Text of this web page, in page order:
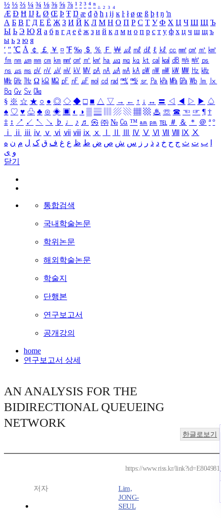
½ ⅓ ⅔ ¼ ¾ ⅛ ⅜ ⅝ ⅞ ¹ ² ³ ⁴ ⁿ ₁ ₂ ₃ ₄
Æ Ð Ħ Ĳ Ł Ø Œ Þ Ŧ Ŋ æ đ ð ħ ı ĳ ĸ ŀ ł ø œ ß þ ŧ ŋ ŉ
А Б В Г Д Е Ё Ж З И Й К Л М Н О П Р С Т У Ф Х Ц Ч Ш Щ Ъ
Ы Ь Э Ю Я а б в г д е ё ж з и й к л м н о п р с т у ф х ц ч ш щ ъ
ы ь э ю я
′ ″ ℃ Å ￠ ￡ ￥ ¤ ℉ ‰ ＄ ％ Ｆ ￦ ㎕ ㎖ ㎗ ℓ ㎘ ㏄ ㎣ ㎤ ㎥ ㎦
㎙ ㎚ ㎛ ㎜ ㎝ ㎞ ㎟ ㎠ ㎡ ㎢ ㏊ ㎍ ㎎ ㎏ ㏏ ㎈ ㎉ ㏈ ㎧ ㎨ ㎰
㎱ ㎲ ㎳ ㎴ ㎵ ㎶ ㎷ ㎸ ㎹ ㎀ ㎁ ㎂ ㎃ ㎄ ㎺ ㎻ ㎽ ㎾ ㎿ ㎐ ㎑
㎒ ㎓ ㎔ Ω ㏀ ㏁ ㎊ ㎋ ㎌ ㏖ ㏅ ㎭ ㎮ ㎯ ㏛ ㎩ ㎪ ㎫ ㎬ ㏝ ㏐
㏓
㏃ ㏉ ㏜ ㏆
§ ※ ☆ ★ ○ ● ◎ ◇ ◆ □ ■ △ ▽ → ← ↑ ↓ ↔ 〓 ◁ ◀ ▷ ▶ ♤
♠ ♡ ♥ ♧ ♣ ⊙ ◈ ▣ ◐ ◑ ▒ ▤ ▨ ▧ ▦ ▩ ♨ ☏ ☎ ☜ ☞ ¶ †
‡ ↕ ↗ ↙ ↖ ↘ ♭ ♩ ♪ ♬ ㉿ ㈜ № ㏇ ™ ㏂ ㏘ ℡ ＃ ＆ ＊ ＠ ª º
ⅰ
ⅱ ⅲ ⅳ ⅴ ⅵ ⅶ ⅷ ⅸ ⅹ Ⅳ Ⅴ Ⅵ Ⅶ Ⅷ Ⅸ Ⅹ
ب ت ث ج ح خ د ذ ر ز س ش ص ض ط ظ ع غ ف ق ک ل م ن ه
و ی
닫기
통합검색
국내학술논문
학위논문
해외학술논문
학술지
단행본
연구보고서
공개강의
home
연구보고서 상세
AN ANALYSIS FOR THE
BIDIRECTIONAL QUEUEING
NETWORK
한글로보기
https://www.riss.kr/link?id=E804981
저자
Lim,
JONG-
SEUL